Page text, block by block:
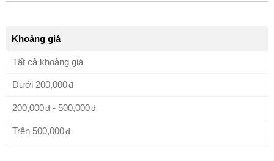
Khoảng giá
Tất cả khoảng giá
Dưới 200,000
200,000 - 500,000
Trên 500,000